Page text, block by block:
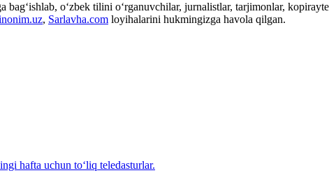
bag‘ishlab, o‘zbek tilini o‘rganuvchilar, jurnalistlar, tarjimonlar,
, Sarlavha.com loyihalarini hukmingizga havola qilgan.
hafta uchun to‘liq teledasturlar.